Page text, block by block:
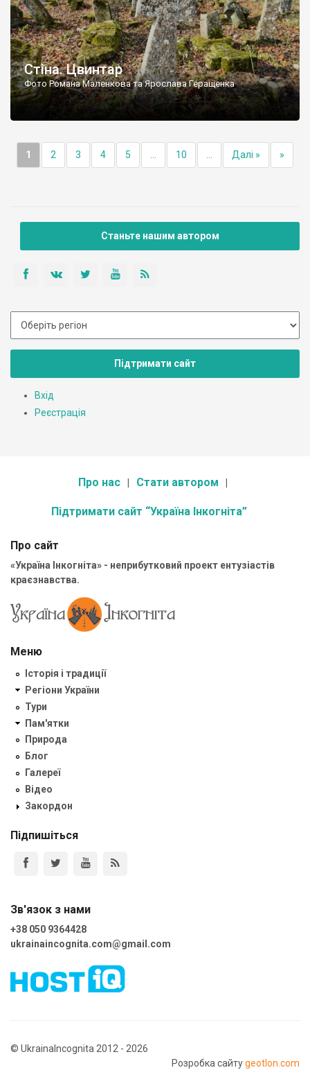
Стіна. Цвинтар
Фото Романа Маленкова та Ярослава Геращенка
1 2 3 4 5 10 Далі » »
Станьте нашим автором
Підтримати сайт
Вхід
Реєстрація
Про нас Стати автором
Підтримати сайт “Україна Інкогніта”
Про сайт
«Україна Інкогніта» - неприбутковий проект ентузіастів
краєзнавства.
Меню
Історія і традиції
Регіони України
Тури
Пам'ятки
Природа
Блог
Галереї
Відео
Закордон
Підпишіться
Зв'язок з нами
+38 050 9364428
ukrainaincognita.com@gmail.com
© UkrainaIncognita 2012 - 2026
Розробка сайтуgeotlon.com